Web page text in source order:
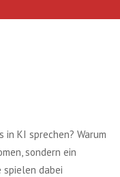
in KI sprechen? Warum
sondern ein
dabei